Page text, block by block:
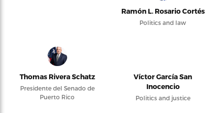
Ramón L. Rosario Cortés
Politics and law
Thomas Rivera Schatz
Presidente del Senado de
Puerto Rico
Víctor García San
Inocencio
Politics and justice